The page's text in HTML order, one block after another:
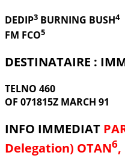
DEDIP3 BURNING BUSH4
FM FCO5
DESTINATAIRE :
TELNO 460
OF 071815Z MARCH 91
INFO IMMEDIAT
Delegation) OTAN6,